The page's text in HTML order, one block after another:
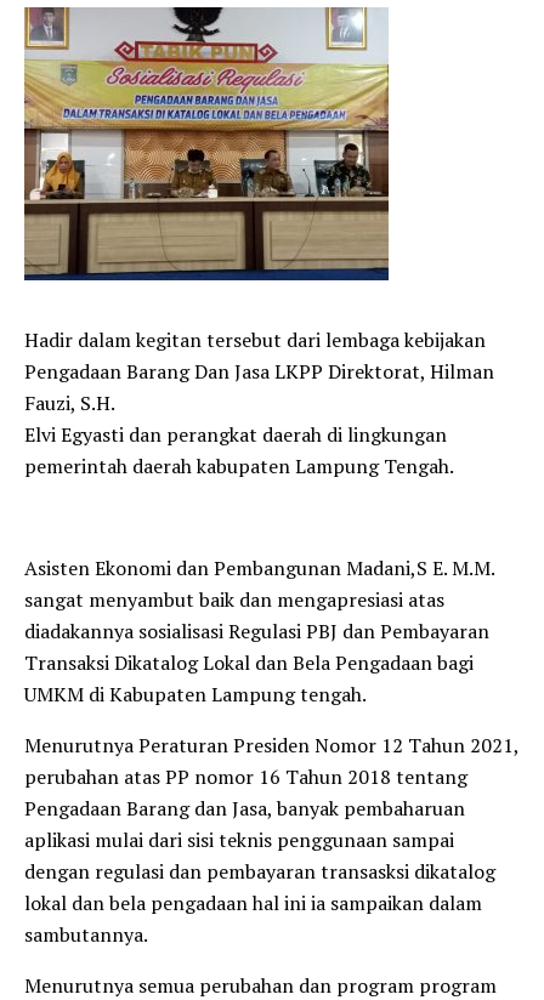
Hadir dalam kegitan tersebut dari lembaga kebijakan
Pengadaan Barang Dan Jasa LKPP Direktorat, Hilman
Fauzi, S.H.
Elvi Egyasti dan perangkat daerah di lingkungan
pemerintah daerah kabupaten Lampung Tengah.
Asisten Ekonomi dan Pembangunan Madani,S E. M.M.
sangat menyambut baik dan mengapresiasi atas
diadakannya sosialisasi Regulasi PBJ dan Pembayaran
Transaksi Dikatalog Lokal dan Bela Pengadaan bagi
UMKM di Kabupaten Lampung tengah.
Menurutnya Peraturan Presiden Nomor 12 Tahun 2021,
perubahan atas PP nomor 16 Tahun 2018 tentang
Pengadaan Barang dan Jasa, banyak pembaharuan
aplikasi mulai dari sisi teknis penggunaan sampai
dengan regulasi dan pembayaran transasksi dikatalog
lokal dan bela pengadaan hal ini ia sampaikan dalam
sambutannya.
Menurutnya semua perubahan dan program program